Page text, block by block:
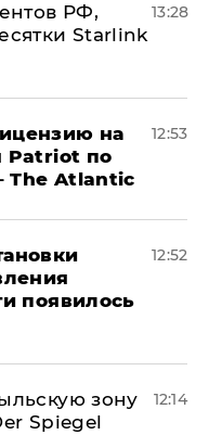
РФ,
Starlink
13:28
на
Patriot по
The Atlantic
12:53
появилось
12:52
зону
Spiegel
12:14